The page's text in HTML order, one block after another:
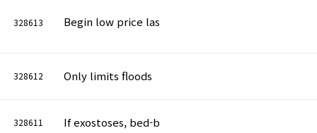
328613 Begin low price las
328612 Only limits floods
328611 If exostoses, bed-b